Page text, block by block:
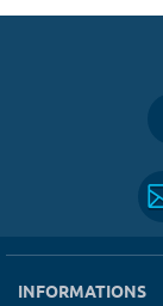
INFORMATIONS